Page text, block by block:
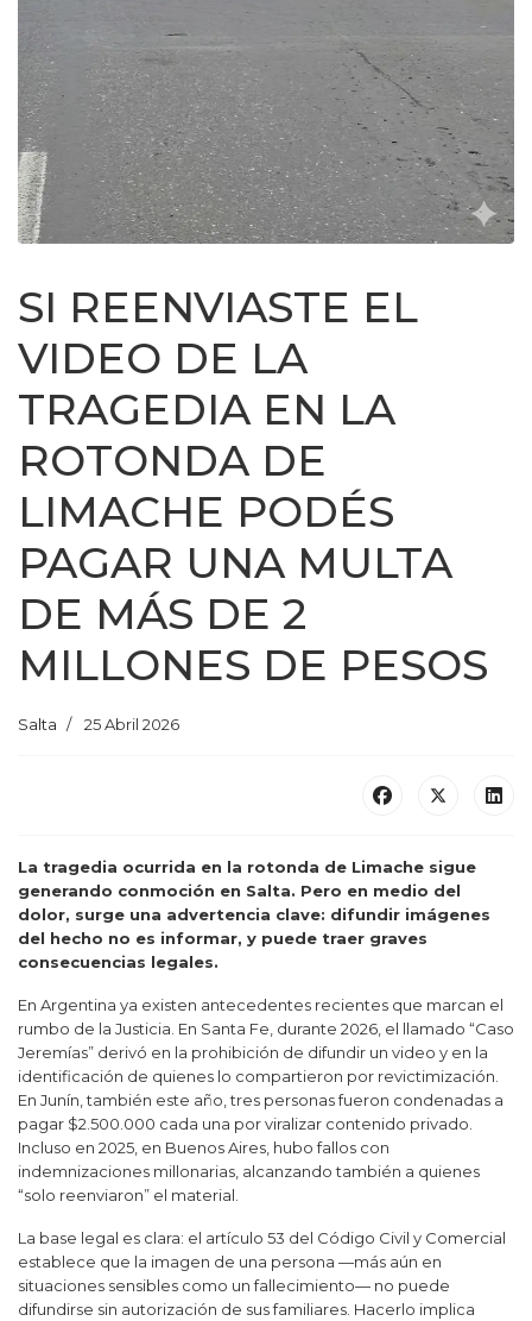
SI REENVIASTE EL
VIDEO DE LA
TRAGEDIA EN LA
ROTONDA DE
LIMACHE PODÉS
PAGAR UNA MULTA
DE MÁS DE 2
MILLONES DE PESOS
Salta 25 Abril 2026
La tragedia ocurrida en la rotonda de Limache sigue
generando conmoción en Salta. Pero en medio del
dolor, surge una advertencia clave: difundir imágenes
del hecho no es informar, y puede traer graves
consecuencias legales.
En Argentina ya existen antecedentes recientes que marcan el
rumbo de la Justicia. En Santa Fe, durante 2026, el llamado “Caso
Jeremías” derivó en la prohibición de difundir un video y en la
identificación de quienes lo compartieron por revictimización.
En Junín, también este año, tres personas fueron condenadas a
pagar $2.500.000 cada una por viralizar contenido privado.
Incluso en 2025, en Buenos Aires, hubo fallos con
indemnizaciones millonarias, alcanzando también a quienes
“solo reenviaron” el material.
La base legal es clara: el artículo 53 del Código Civil y Comercial
establece que la imagen de una persona —más aún en
situaciones sensibles como un fallecimiento— no puede
difundirse sin autorización de sus familiares. Hacerlo implica